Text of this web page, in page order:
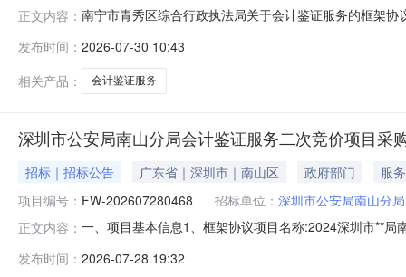
正文内容： 南宁市青秀区综合行政执法局关于会计鉴证服务的框架
号:2762501000008106167项目联系人:莫媛项目联系电
发布时间： 2026-07-30 10:43
相关产品：
会计鉴证服务
深圳市公安局南山分局会计鉴证服务二次竞价项目采
招标｜招标公告 广东省｜深圳市｜南山区 政府部门
服务
项目编号： FW-202607280468 招标单位： 深圳市公安局南山分局
正文内容： 一、项目基本信息1、框架协议项目名称:2024深圳市**
计鉴定的供应商,应当遵照《会计师事务所质量控制准则
发布时间： 2026-07-28 19:32